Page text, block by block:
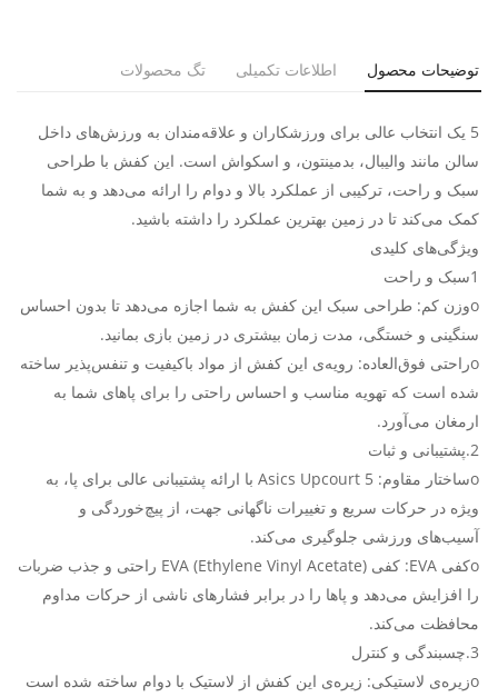
توضیحات محصول اطلاعات تکمیلی تگ محصولات
5 یک انتخاب عالی برای ورزشکاران و علاقه‌مندان به ورزش‌های داخل
سالن مانند والیبال، بدمینتون، و اسکواش است. این کفش با طراحی
سبک و راحت، ترکیبی از عملکرد بالا و دوام را ارائه می‌دهد و به شما
کمک می‌کند تا در زمین بهترین عملکرد را داشته باشید.
ویژگی‌های کلیدی
1سبک و راحت
oوزن کم: طراحی سبک این کفش به شما اجازه می‌دهد تا بدون احساس
سنگینی و خستگی، مدت زمان بیشتری در زمین بازی بمانید.
oراحتی فوق‌العاده: رویه‌ی این کفش از مواد باکیفیت و تنفس‌پذیر ساخته
شده است که تهویه مناسب و احساس راحتی را برای پاهای شما به
ارمغان می‌آورد.
2.پشتیبانی و ثبات
oساختار مقاوم: Asics Upcourt 5 با ارائه پشتیبانی عالی برای پا، به
ویژه در حرکات سریع و تغییرات ناگهانی جهت، از پیچ‌خوردگی و
آسیب‌های ورزشی جلوگیری می‌کند.
oکفی EVA: کفی EVA (Ethylene Vinyl Acetate) راحتی و جذب ضربات
را افزایش می‌دهد و پاها را در برابر فشارهای ناشی از حرکات مداوم
محافظت می‌کند.
3.چسبندگی و کنترل
oزیره‌ی لاستیکی: زیره‌ی این کفش از لاستیک با دوام ساخته شده است